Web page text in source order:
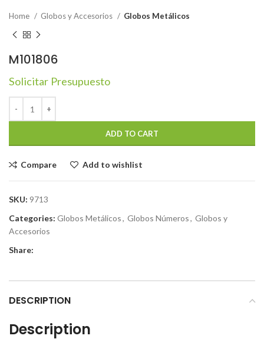
Home Globos y Accesorios Globos Metálicos
M101806
Solicitar Presupuesto
ADD TO CART
Compare Add to wishlist
SKU: 9713
Categories: Globos Metálicos, Globos Números, Globos y
Accesorios
Share:
DESCRIPTION
Description